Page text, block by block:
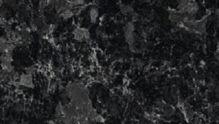
Работаем по
регионам
×
УЗНАТЬ ПОДРОБНЕЕ ×